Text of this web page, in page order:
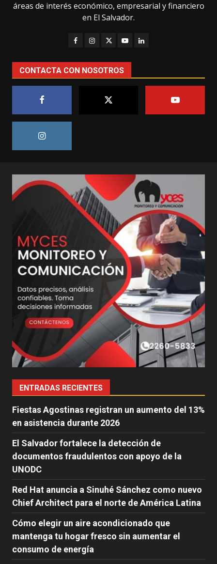
áreas de interés económico, empresarial y financiero
en El Salvador.
CONTACTA CON NOSOTROS
ENTRADAS RECIENTES
Fiestas Agostinas registran un aumento del 13%
en asistencia durante 2026
El Salvador fortalece la detección de
documentos fraudulentos con apoyo de la
UNODC
Red Hat anuncia a Sinuhé Sánchez como nuevo
Chief Architect para el norte de América Latina
Cómo elegir un aire acondicionado que
mantenga tu hogar fresco sin aumentar el
consumo de energía